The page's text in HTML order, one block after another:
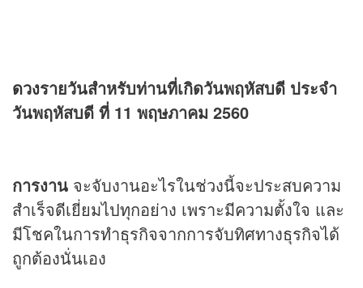
ดวงรายวันสำหรับท่านที่เกิดวันพฤหัสบดี ประจำ
วันพฤหัสบดี ที่ 11 พฤษภาคม 2560
การงาน จะจับงานอะไรในช่วงนี้จะประสบความ
สำเร็จดีเยี่ยมไปทุกอย่าง เพราะมีความตั้งใจ และ
มีโชคในการทำธุรกิจจากการจับทิศทางธุรกิจได้
ถูกต้องนั่นเอง